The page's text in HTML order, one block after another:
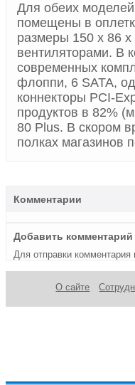
Для обеих
помещены в
размеры 150 x 86
вентиляторами. В
современных
флоппи, 6 SATA,
коннекторы PCI-
продуктов в 82%
80 Plus. В скором
полках магазинов
Комментарии
Добавить комментарий
Для отправки
О сайте